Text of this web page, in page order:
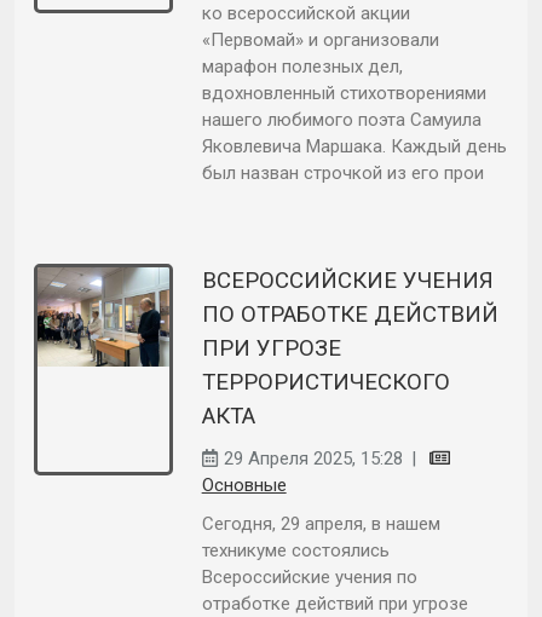
ко всероссийской акции
«Первомай» и организовали
марафон полезных дел,
вдохновленный стихотворениями
нашего любимого поэта Самуила
Яковлевича Маршака. Каждый день
был назван строчкой из его прои
ВСЕРОССИЙСКИЕ УЧЕНИЯ
ПО ОТРАБОТКЕ ДЕЙСТВИЙ
ПРИ УГРОЗЕ
ТЕРРОРИСТИЧЕСКОГО
АКТА
29 Апреля 2025, 15:28 |
Основные
Сегодня, 29 апреля, в нашем
техникуме состоялись
Всероссийские учения по
отработке действий при угрозе